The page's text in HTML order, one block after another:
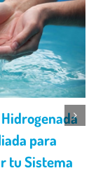
para
tu Sistema